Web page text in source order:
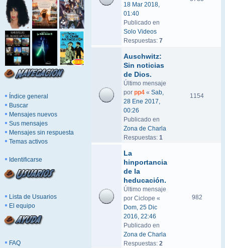
Índice general
Buscar
Mensajes nuevos
Sus mensajes
Mensajes sin respuesta
Temas activos
Identificarse
Lista de Usuarios
El equipo
FAQ
18 Mar 2018,
01:40
Publicado en
Solo Videos
Respuestas: 7
Auschwitz:
Sin noticias
de Dios.
Último mensaje
por pp4 « Sab,
28 Ene 2017,
00:26
Publicado en
Zona de Charla
Respuestas: 1
1154
La
hinportancia
de la
heducación.
Último mensaje
por Ciclope «
Dom, 25 Dic
2016, 22:46
Publicado en
Zona de Charla
Respuestas: 2
982